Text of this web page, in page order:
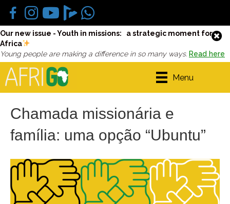
Our new issue - Youth in missions: a strategic moment for
Africa
Young people are making a difference in so many ways. Read here
Menu
Chamada missionária e
família: uma opção “Ubuntu”